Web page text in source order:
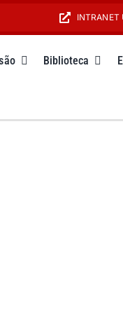
INTRANET
Biblioteca